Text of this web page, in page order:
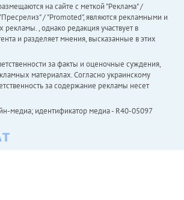
на сайте с меткой "Реклама" /
/ "Promoted", являются рекламными и
рекламы. , однако редакция участвует в
и разделяет мнения, высказанные в этих
за факты и оценочные суждения,
материалах. Согласно украинскому
за содержание рекламы несет
медиа; идентификатор медиа - R40-05097